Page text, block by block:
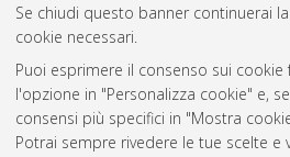
Se chiudi questo banner continuerai
cookie necessari.
Puoi esprimere il consenso sui
l'opzione in "Personalizza cookie" e,
consensi più specifici in "Mostra
Potrai sempre rivedere le tue scelte e
Questa lista e' stata generata ilFri
Atom
AMS Acta
ISSN: 2038-7954
re3data.org -